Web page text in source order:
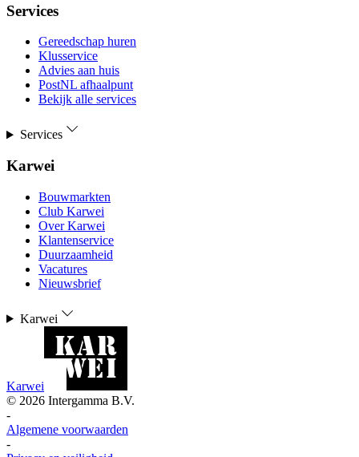
Services
Gereedschap huren
Klusservice
Advies aan huis
PostNL afhaalpunt
Bekijk alle services
Services
Karwei
Bouwmarkten
Club Karwei
Over Karwei
Klantenservice
Duurzaamheid
Vacatures
Nieuwsbrief
Karwei
Karwei
© 2026 Intergamma B.V.
-
Algemene voorwaarden
-